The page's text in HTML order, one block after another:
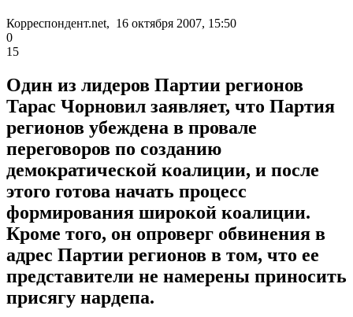
Корреспондент.net, 16 октября 2007, 15:50
0
15
Один из лидеров Партии регионов
Тарас Чорновил заявляет, что Партия
регионов убеждена в провале
переговоров по созданию
демократической коалиции, и после
этого готова начать процесс
формирования широкой коалиции.
Кроме того, он опроверг обвинения в
адрес Партии регионов в том, что ее
представители не намерены приносить
присягу нардепа.